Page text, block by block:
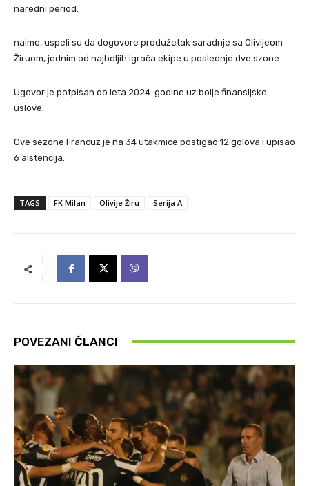
naredni period.
naime, uspeli su da dogovore produžetak saradnje sa Olivijeom
Žiruom, jednim od najboljih igrača ekipe u poslednje dve szone.
Ugovor je potpisan do leta 2024. godine uz bolje finansijske
uslove.
Ove sezone Francuz je na 34 utakmice postigao 12 golova i upisao
6 aistencija.
TAGS FK Milan Olivije Žiru Serija A
POVEZANI ČLANCI